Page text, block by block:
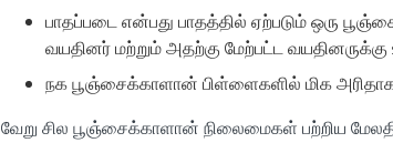
பாதப்படை என்பது பாதத்தில் ஏற்படும் ஒரு
வயதினர் மற்றும் அதற்கு மேற்பட்ட
நக பூஞ்சைக்காளான் பிள்ளைகளில் மிக
வேறு சில பூஞ்சைக்காளான் நிலைமைகள் பற்றிய